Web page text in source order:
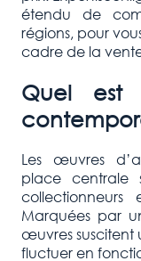
étendu de
régions, pour
cadre de la
Quel
Les œuvres
place centrale
Marquées par
œuvres suscitent
fluctuer en